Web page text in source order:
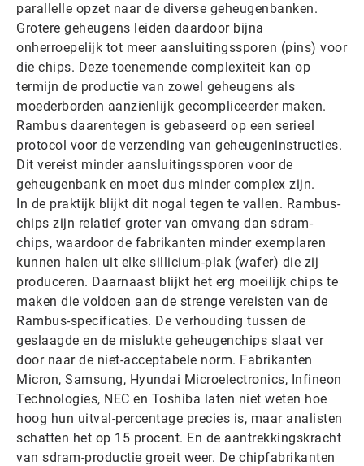
parallelle opzet naar de diverse geheugenbanken.
Grotere geheugens leiden daardoor bijna
onherroepelijk tot meer aansluitingssporen (pins) voor
die chips. Deze toenemende complexiteit kan op
termijn de productie van zowel geheugens als
moederborden aanzienlijk gecompliceerder maken.
Rambus daarentegen is gebaseerd op een serieel
protocol voor de verzending van geheugeninstructies.
Dit vereist minder aansluitingssporen voor de
geheugenbank en moet dus minder complex zijn.
In de praktijk blijkt dit nogal tegen te vallen. Rambus-
chips zijn relatief groter van omvang dan sdram-
chips, waardoor de fabrikanten minder exemplaren
kunnen halen uit elke sillicium-plak (wafer) die zij
produceren. Daarnaast blijkt het erg moeilijk chips te
maken die voldoen aan de strenge vereisten van de
Rambus-specificaties. De verhouding tussen de
geslaagde en de mislukte geheugenchips slaat ver
door naar de niet-acceptabele norm. Fabrikanten
Micron, Samsung, Hyundai Microelectronics, Infineon
Technologies, NEC en Toshiba laten niet weten hoe
hoog hun uitval-percentage precies is, maar analisten
schatten het op 15 procent. En de aantrekkingskracht
van sdram-productie groeit weer. De chipfabrikanten